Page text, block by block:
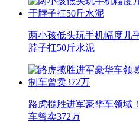
两小孩低头玩手机幅度几
脖子扛50斤水泥
路虎揽胜进军豪华车领域
车曾卖372万